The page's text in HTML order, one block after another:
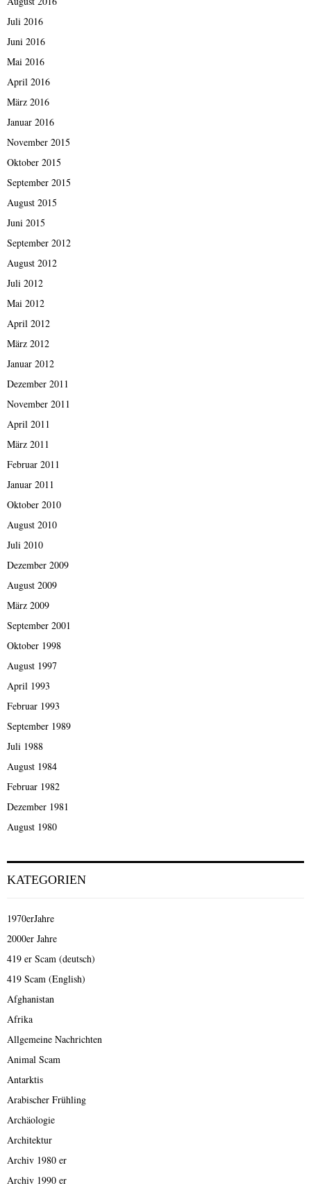
Juli 2016
Juni 2016
Mai 2016
April 2016
März 2016
Januar 2016
November 2015
Oktober 2015
September 2015
August 2015
Juni 2015
September 2012
August 2012
Juli 2012
Mai 2012
April 2012
März 2012
Januar 2012
Dezember 2011
November 2011
April 2011
März 2011
Februar 2011
Januar 2011
Oktober 2010
August 2010
Juli 2010
Dezember 2009
August 2009
März 2009
September 2001
Oktober 1998
August 1997
April 1993
Februar 1993
September 1989
Juli 1988
August 1984
Februar 1982
Dezember 1981
August 1980
KATEGORIEN
1970erJahre
2000er Jahre
419 er Scam (deutsch)
419 Scam (English)
Afghanistan
Afrika
Allgemeine Nachrichten
Animal Scam
Antarktis
Arabischer Frühling
Archäologie
Architektur
Archiv 1980 er
Archiv 1990 er